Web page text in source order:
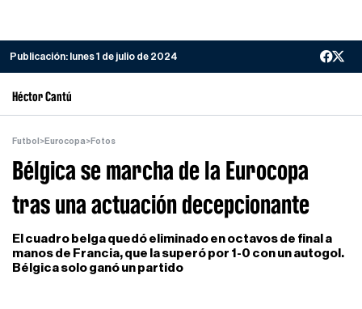
Publicación: lunes 1 de julio de 2024
Héctor Cantú
Futbol >Eurocopa>Fotos
Bélgica se marcha de la Eurocopa
tras una actuación decepcionante
El cuadro belga quedó eliminado en octavos de final a
manos de Francia, que la superó por 1-0 con un autogol.
Bélgica solo ganó un partido